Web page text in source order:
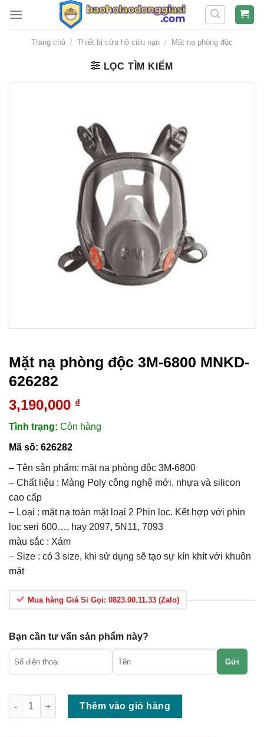
Trang chủ / Thiết bị cứu hộ cứu nạn / Mặt nạ phòng độc
LỌC TÌM KIẾM
Mặt nạ phòng độc 3M-6800 MNKD-
626282
3,190,000 ₫
Tình trạng: Còn hàng
Mã số: 626282
– Tên sản phẩm: mặt nạ phòng độc 3M-6800
– Chất liệu : Màng Poly công nghệ mới, nhựa và silicon
cao cấp
– Loại : mặt nạ toàn mặt loại 2 Phin lọc. Kết hợp với phin
lọc seri 600…, hay 2097, 5N11, 7093
màu sắc : Xám
– Size : có 3 size, khi sử dụng sẽ tạo sự kín khít với khuôn
mặt
Mua hàng Giá Sỉ Gọi: 0823.00.11.33 (Zalo)
Bạn cần tư vấn sản phẩm này?
Gửi
Số lượng
Thêm vào giỏ hàng